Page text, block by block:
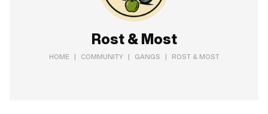
Rost & Most
HOME | COMMUNITY | GANGS | ROST & MOST